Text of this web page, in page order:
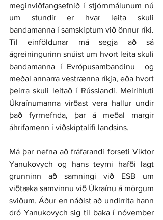
meginviðfangsefnið í stjórnmálunum nú
um stundir er hvar leita skuli
bandamanna í samskiptum við önnur ríki.
Til einföldunar má segja að sá
ágreiningurinn snúist um hvort leita skuli
bandamanna í Evrópusambandinu  og
meðal annarra vestrænna ríkja, eða hvort
þeirra skuli leitað í Rússlandi. Meirihluti
Úkraínumanna virðast vera hallur undir
það fyrrnefnda, þar á meðal margir
áhrifamenn í viðskiptalífi landsins.
Má þar nefna að fráfarandi forseti Viktor
Yanukovych og hans teymi hafði lagt
grunninn að samningi við ESB um
viðtæka samvinnu við Úkraínu á mörgum
sviðum. Áður en náðist að undirrita hann
dró Yanukovych sig til baka í nóvember